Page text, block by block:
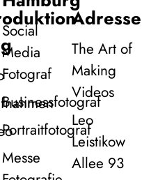
Social
Media
Fotograf
Businessfotograf
Portraitfotograf
Messe
Adresse
The Art of
Making
Videos
Leo
Leistikow
Allee 93